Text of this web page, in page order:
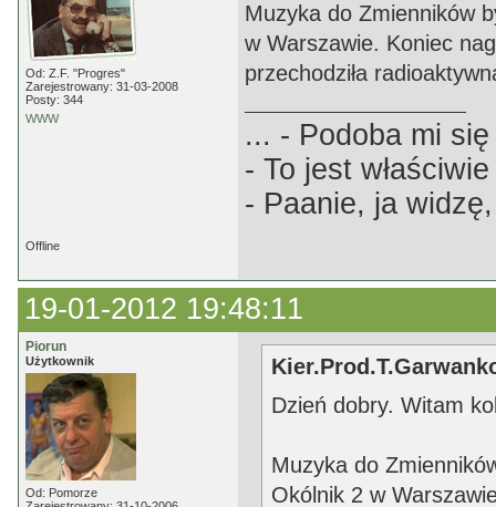
Od: Z.F. "Progres"
Zarejestrowany: 31-03-2008
Posty: 344
WWW
Muzyka do Zmienników
w Warszawie. Koniec
przechodziła
... - Podoba mi
- To jest
- Paanie, ja
Offline
19-01-2012 19:48:11
Piorun
Użytkownik
Od: Pomorze
Dzień dobry. Witam
Muzyka do
Okólnik 2 w